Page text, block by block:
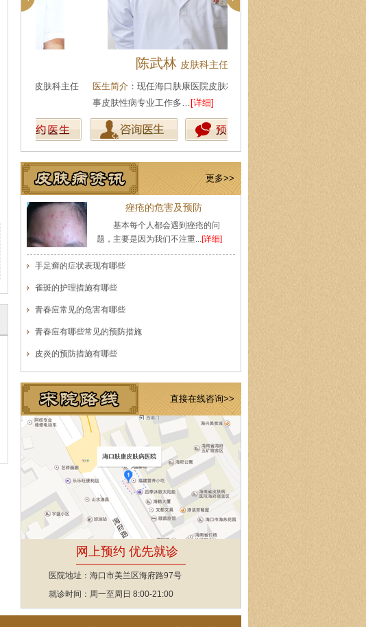
皮肤科主任
医生简介：现任海口肤康医院皮肤科主任，从
事皮肤性病专业工作多…[详细]
更多>>
痤疮的危害及预防
基本每个人都会遇到痤疮的问
题，主要是因为我们不注重...[详细]
手足癣的症状表现有哪些
雀斑的护理措施有哪些
青春痘常见的危害有哪些
青春痘有哪些常见的预防措施
皮炎的预防措施有哪些
直接在线咨询>>
网上预约 优先就诊
医院地址：海口市美兰区海府路97号
就诊时间：周一至周日 8:00-21:00